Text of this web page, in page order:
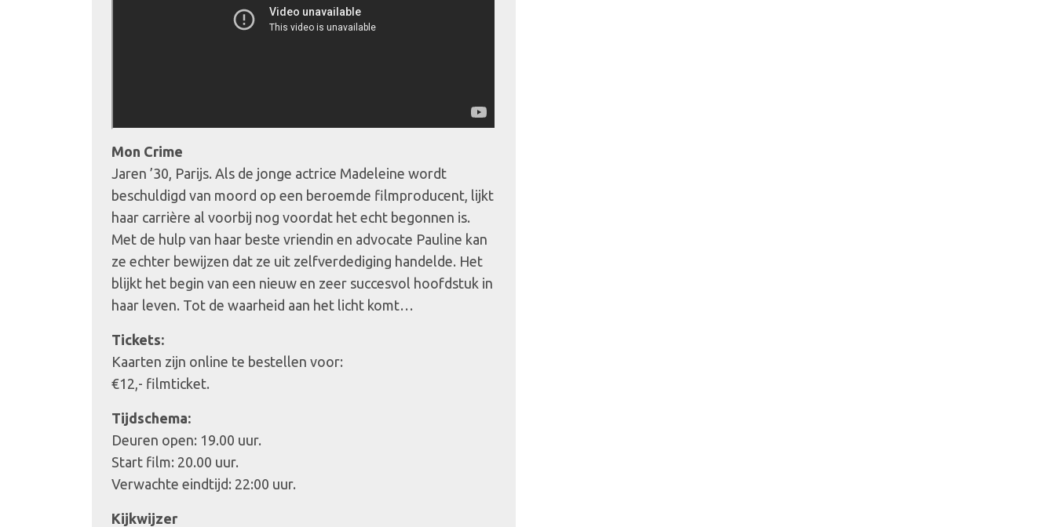
Mon Crime
Jaren ’30, Parijs. Als de jonge actrice Madeleine wordt
beschuldigd van moord op een beroemde filmproducent, lijkt
haar carrière al voorbij nog voordat het echt begonnen is.
Met de hulp van haar beste vriendin en advocate Pauline kan
ze echter bewijzen dat ze uit zelfverdediging handelde. Het
blijkt het begin van een nieuw en zeer succesvol hoofdstuk in
haar leven. Tot de waarheid aan het licht komt…
Tickets:
Kaarten zijn online te bestellen voor:
€12,- filmticket.
Tijdschema:
Deuren open: 19.00 uur.
Start film: 20.00 uur.
Verwachte eindtijd: 22:00 uur.
Kijkwijzer